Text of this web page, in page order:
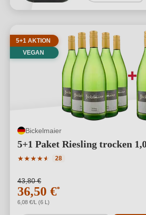
5+1 AKTION
VEGAN
Bickelmaier
5+1 Paket Riesling trocken
★★★★★
★
Durchschnittliche Bewertung von
28
43,80 €
36,50 €*
6,08 €/L (6 L)